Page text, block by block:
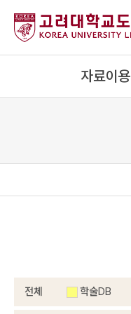
자료이용
전체 학술DB